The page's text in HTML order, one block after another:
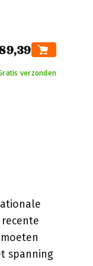
verzonden
spanning